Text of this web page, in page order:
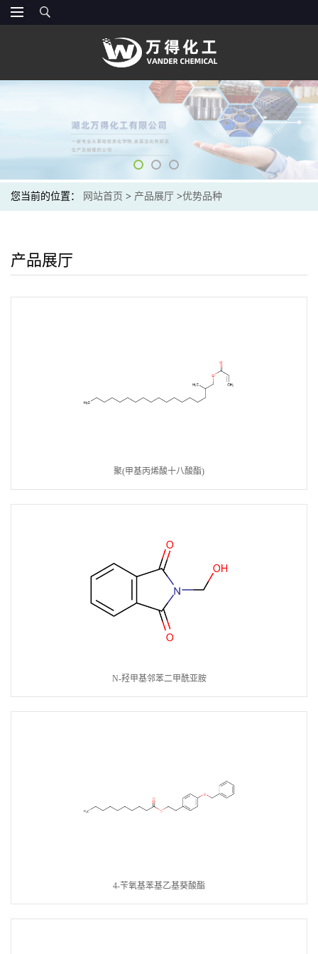
您当前的位置： 网站首页 > 产品展厅 >优势品种
产品展厅
聚(甲基丙烯酸十八酸酯)
N-羟甲基邻苯二甲酰亚胺
4-苄氧基苯基乙基葵酸酯